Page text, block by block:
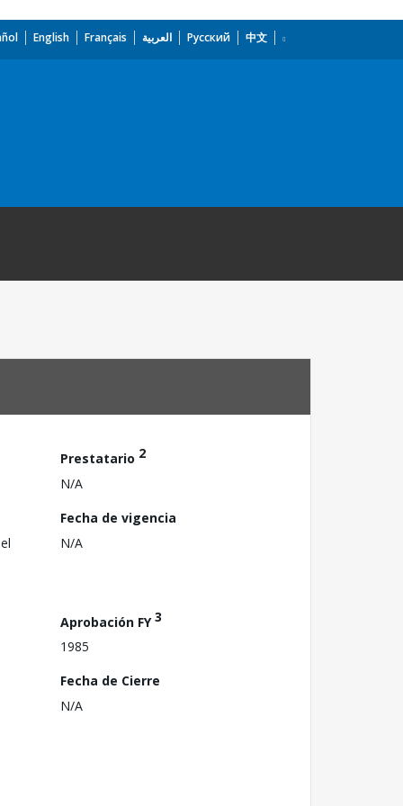
English Français العربية Русский 中文
Prestatario 2
N/A
Fecha de vigencia
N/A
Aprobación FY3
1985
Fecha de Cierre
N/A